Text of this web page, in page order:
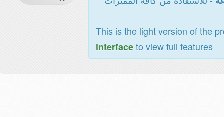
This is the light version of the
interfaceto view full features